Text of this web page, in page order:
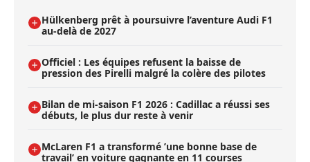
Hülkenberg prêt à poursuivre l’aventure Audi F1
au-delà de 2027
Officiel : Les équipes refusent la baisse de
pression des Pirelli malgré la colère des pilotes
Bilan de mi-saison F1 2026 : Cadillac a réussi ses
débuts, le plus dur reste à venir
McLaren F1 a transformé ’une bonne base de
travail’ en voiture gagnante en 11 courses